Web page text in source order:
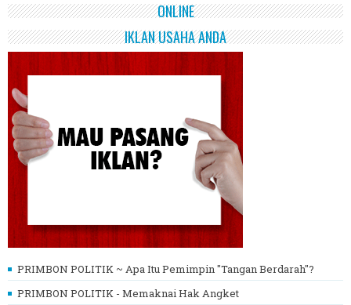
ONLINE
IKLAN USAHA ANDA
PRIMBON POLITIK ~ Apa Itu Pemimpin "Tangan Berdarah"?
PRIMBON POLITIK - Memaknai Hak Angket